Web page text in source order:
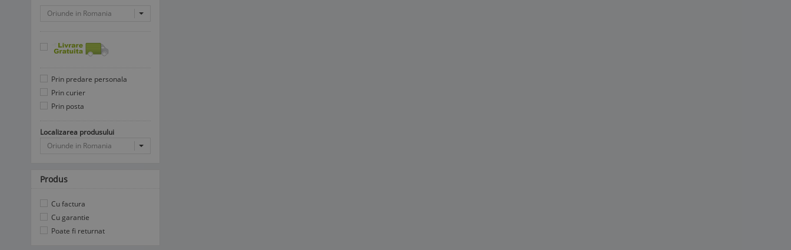
Oriunde in Romania
Prin predare personala
Prin curier
Prin posta
Localizarea produsului
Oriunde in Romania
Produs
Cu factura
Cu garantie
Poate fi returnat